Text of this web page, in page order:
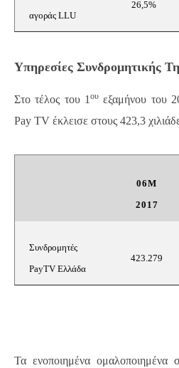
αγοράς LLU
26,5%
Υπηρεσίες Συνδρομητικής
Στο τέλος του 1 ου εξαμήνου του
Pay TV έκλεισε στους 423,3
06M
2017
Συνδρομητές
PayTV Ελλάδα
423.279
Τα ενοποιημένα ομαλοποιημένα